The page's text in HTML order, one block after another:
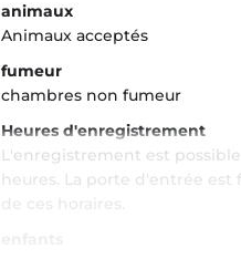
animaux
Animaux acceptés
fumeur
chambres non fumeur
Heures d'enregistrement
L'enregistrement est possible
heures. La porte d'entrée est
de ces horaires.